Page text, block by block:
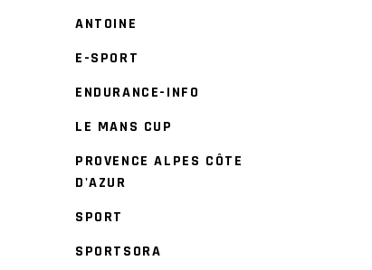
ANTOINE
E-SPORT
ENDURANCE-INFO
LE MANS CUP
PROVENCE ALPES CÔTE
D'AZUR
SPORT
SPORTSORA